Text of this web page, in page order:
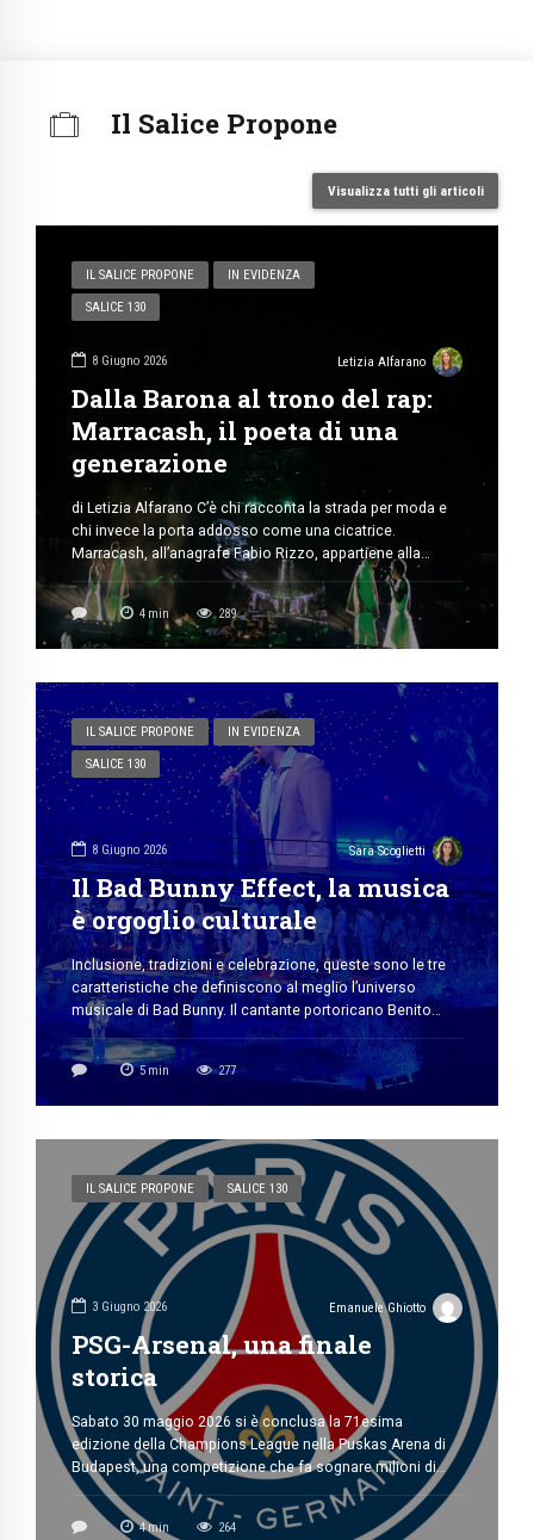
Il Salice Propone
Visualizza tutti gli articoli
IL SALICE PROPONE IN EVIDENZA
SALICE 130
8 Giugno 2026 Letizia Alfarano
Dalla Barona al trono del rap:
Marracash, il poeta di una
generazione
di Letizia Alfarano C’è chi racconta la strada per moda e
chi invece la porta addosso come una cicatrice.
Marracash, all’anagrafe Fabio Rizzo, appartiene alla
seconda categoria, nato nel cuore della periferia sud di
Milano, cresciuto tra i palazzi della Barona. La Barona, nel
racconto di Marracash, non è mai soltanto un quartiere, è
una mentalità, […]
4 min 289
IL SALICE PROPONE IN EVIDENZA
SALICE 130
8 Giugno 2026 Sara Scoglietti
Il Bad Bunny Effect, la musica
è orgoglio culturale
Inclusione, tradizioni e celebrazione, queste sono le tre
caratteristiche che definiscono al meglio l’universo
musicale di Bad Bunny. Il cantante portoricano Benito
Antonio Martinez Ocasio in arte “Bad Bunny” ha
rivoluzionato la scena contemporanea, negli ultimi cinque
anni ha scalato le vette delle classifiche globali fino ad
5min 277
IL SALICE PROPONE SALICE 130
3 Giugno 2026 Emanuele Ghiotto
PSG-Arsenal, una finale
storica
Sabato 30 maggio 2026 si è conclusa la 71esima
edizione della Champions League nella Puskas Arena di
Budapest, una competizione che fa sognare milioni di
tifosi dal 1955 con la prima edizioni di quella che
all’epoca si chiamava “Coppa dei Campioni”. La finale di
quest’anno è stata una grande sfida tra, due delle squadre
4min 264